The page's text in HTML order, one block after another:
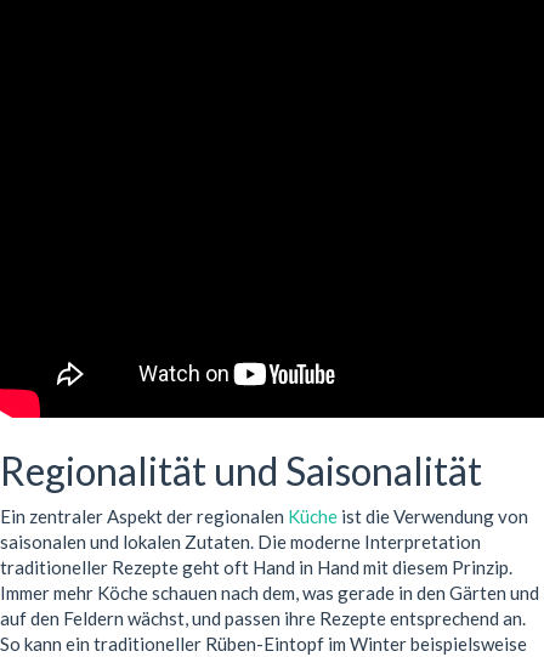
Regionalität und Saisonalität
Ein zentraler Aspekt der regionalen Küche ist die Verwendung von
saisonalen und lokalen Zutaten. Die moderne Interpretation
traditioneller Rezepte geht oft Hand in Hand mit diesem Prinzip.
Immer mehr Köche schauen nach dem, was gerade in den Gärten und
auf den Feldern wächst, und passen ihre Rezepte entsprechend an.
So kann ein traditioneller Rüben-Eintopf im Winter beispielsweise